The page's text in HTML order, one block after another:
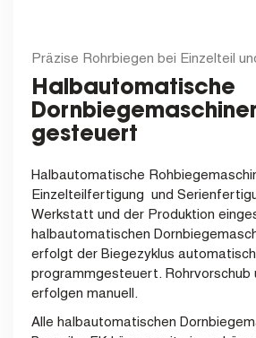
Präzise Rohrbiegen bei Einzelteil
Halbautomatische
gesteuert
Halbautomatische
Einzelteilfertigung und
Werkstatt und der Produktion
halbautomatischen
erfolgt der Biegezyklus
programmgesteuert. Rohrvorschub
erfolgen manuell.
Alle halbautomatischen